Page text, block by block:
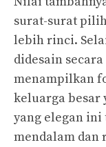
surat-surat
lebih rinci.
didesain
menampilkan
keluarga besar
yang elegan
mendalam dan